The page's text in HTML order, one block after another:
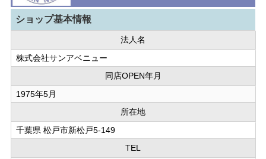
ショップ基本情報
法人名
株式会社サンアベニュー
同店OPEN年月
1975年5月
所在地
千葉県 松戸市新松戸5-149
TEL